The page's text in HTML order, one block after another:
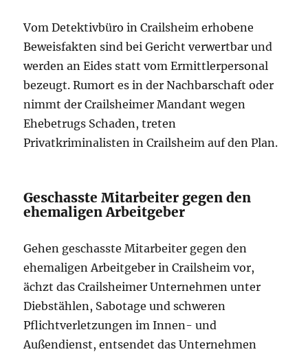
Vom Detektivbüro in Crailsheim erhobene
Beweisfakten sind bei Gericht verwertbar und
werden an Eides statt vom Ermittlerpersonal
bezeugt. Rumort es in der Nachbarschaft oder
nimmt der Crailsheimer Mandant wegen
Ehebetrugs Schaden, treten
Privatkriminalisten in Crailsheim auf den Plan.
Geschasste Mitarbeiter gegen den
ehemaligen Arbeitgeber
Gehen geschasste Mitarbeiter gegen den
ehemaligen Arbeitgeber in Crailsheim vor,
ächzt das Crailsheimer Unternehmen unter
Diebstählen, Sabotage und schweren
Pflichtverletzungen im Innen- und
Außendienst, entsendet das Unternehmen